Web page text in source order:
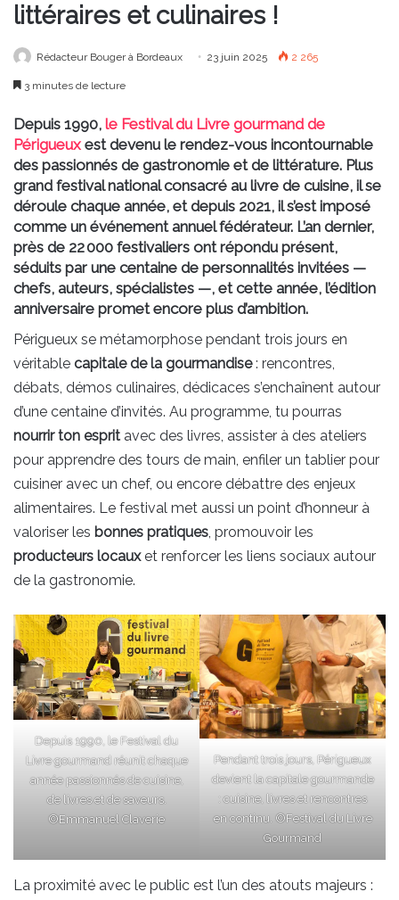
littéraires et culinaires !
Rédacteur Bouger à Bordeaux 23 juin 2025 2 265
3 minutes de lecture
Depuis 1990, le Festival du Livre gourmand de
Périgueux est devenu le rendez-vous incontournable
des passionnés de gastronomie et de littérature. Plus
grand festival national consacré au livre de cuisine, il se
déroule chaque année, et depuis 2021, il s’est imposé
comme un événement annuel fédérateur. L’an dernier,
près de 22 000 festivaliers ont répondu présent,
séduits par une centaine de personnalités invitées —
chefs, auteurs, spécialistes —, et cette année, l’édition
anniversaire promet encore plus d’ambition.
Périgueux se métamorphose pendant trois jours en
véritable capitale de la gourmandise: rencontres,
débats, démos culinaires, dédicaces s’enchaînent autour
d’une centaine d’invités. Au programme, tu pourras
nourrir ton esprit avec des livres, assister à des ateliers
pour apprendre des tours de main, enfiler un tablier pour
cuisiner avec un chef, ou encore débattre des enjeux
alimentaires. Le festival met aussi un point d’honneur à
valoriser les bonnes pratiques, promouvoir les
producteurs locauxet renforcer les liens sociaux autour
de la gastronomie.
Depuis 1990, le Festival du
Livre gourmand réunit chaque
année passionnés de cuisine,
de livres et de saveurs.
©Emmanuel Claverie
Pendant trois jours, Périgueux
devient la capitale gourmande
: cuisine, livres et rencontres
en continu. ©Festival du Livre
Gourmand
La proximité avec le public est l’un des atouts majeurs :